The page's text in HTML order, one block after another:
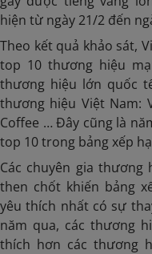
hiện từ ngày 21/2 đến
Theo kết quả khảo sát,
top 10 thương hiệu
thương hiệu lớn quốc
thương hiệu Việt Nam:
Coffee … Đây cũng là
top 10 trong bảng xếp
Các chuyên gia thương
then chốt khiến bảng
yêu thích nhất có sự
năm qua, các thương
thích hơn các thương